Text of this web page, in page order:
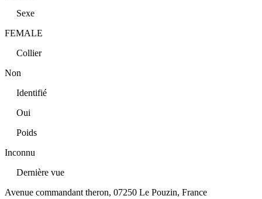
Sexe
FEMALE
Collier
Non
Identifié
Oui
Poids
Inconnu
Dernière vue
Avenue commandant theron, 07250 Le Pouzin, France